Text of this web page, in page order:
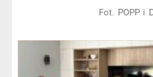
Fot. POPP i